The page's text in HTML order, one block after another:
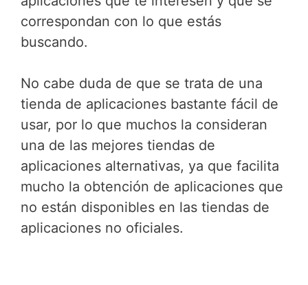
correspondan con lo que estás
buscando.
No cabe duda de que se trata de una
tienda de aplicaciones bastante fácil de
usar, por lo que muchos la consideran
una de las mejores tiendas de
aplicaciones alternativas, ya que facilita
mucho la obtención de aplicaciones que
no están disponibles en las tiendas de
aplicaciones no oficiales.